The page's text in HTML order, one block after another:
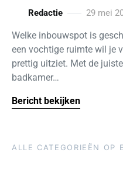
Redactie 29 mei
Welke inbouwspot is
een vochtige ruimte wil je
prettig uitziet. Met de
badkamer…
Bericht bekijken
ALLE CATEGORIEËN OP